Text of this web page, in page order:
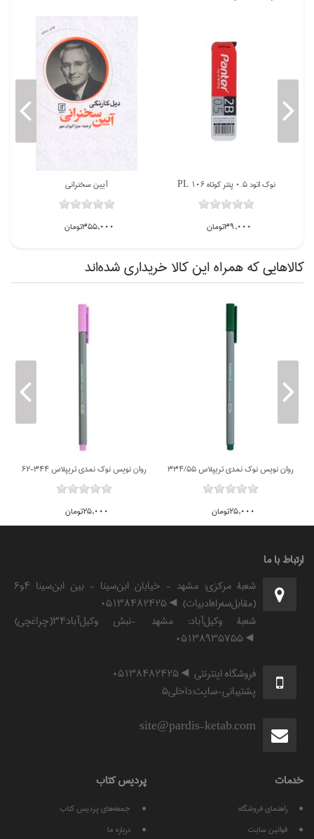
آيين سخنراني
355,000تومان
نوك اتود 0.5 پنتر كوتاه PL 106
39,000تومان
كالاهايي كه همراه اين كالا خريداري شده‌اند
روان نويس نوك نمدي تريپلاس 344-62
25,000تومان
روان نويس نوك نمدي تريپلاس 334/55
25,000تومان
ارتباط با ما
شعبۀ مرکزی: مشهد - خیابان ابن‌سینا - بین ابن‌سینا ۴و۶
(مقابل‌سه‌راه‌ادبیات) ◄۰۵۱۳۸۴۸۲۴۲۵
شعبۀ وکیل‌آباد: مشهد -نبش وکیل‌آباد۳۴(چراغچی)
◄۰۵۱۳۸۹۳۵۷۵۵
فروشگاه اینترنتی ◄۰۵۱۳۸۴۸۲۴۲۵
پشتیبانی-سایت:داخلی۵
site@pardis-ketab.com
خدمات
راهنمای فروشگاه
قوانين سايت
پرديس كتاب
جمعه‌های پردیس کتاب
درباره ما